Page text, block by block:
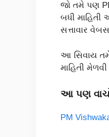
જો તમે પણ
બધી
સત્તાવાર
આ સિવાય તમે
માહિતી
આ પણ
PM